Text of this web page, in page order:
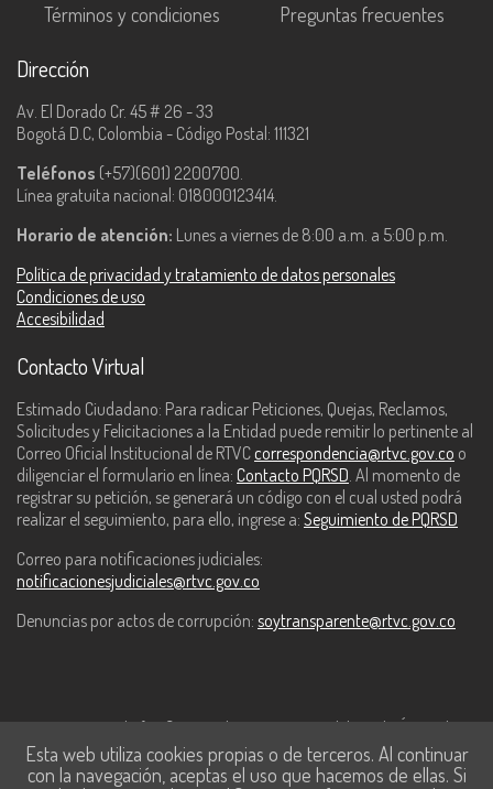
Términos y condiciones
Preguntas frecuentes
Dirección
Av. El Dorado Cr. 45 # 26 - 33
Bogotá D.C, Colombia - Código Postal: 111321
Teléfonos (+57)(601) 2200700.
Línea gratuita nacional: 018000123414.
Horario de atención: Lunes a viernes de 8:00 a.m. a 5:00 p.m.
Política de privacidad y tratamiento de datos personales
Condiciones de uso
Accesibilidad
Contacto Virtual
Estimado Ciudadano: Para radicar Peticiones, Quejas, Reclamos,
Solicitudes y Felicitaciones a la Entidad puede remitir lo pertinente al
Correo Oficial Institucional de RTVC correspondencia@rtvc.gov.co o
diligenciar el formulario en línea: Contacto PQRSD . Al momento de
registrar su petición, se generará un código con el cual usted podrá
realizar el seguimiento, para ello, ingrese a: Seguimiento de PQRSD
Correo para notificaciones judiciales:
notificacionesjudiciales@rtvc.gov.co
Denuncias por actos de corrupción: soytransparente@rtvc.gov.co
Este contenido fue financiado con recursos del Fondo Único de
Tecnologías de la Información y las Comunicaciones de MinTic.
Esta web utiliza cookies propias o de terceros. Al continuar
con la navegación, aceptas el uso que hacemos de ellas. Si